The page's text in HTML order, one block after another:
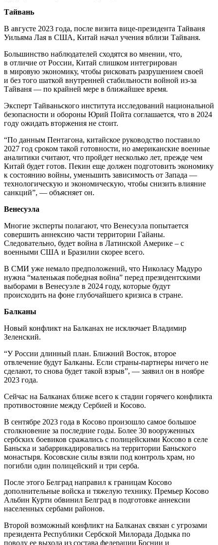
Тайвань
В августе 2023 года, после визита вице-президента Тайваня
Уильяма Лая в США, Китай начал учения вблизи Тайваня.
Большинство наблюдателей сходятся во мнении, что,
в отличие от России, Китай слишком интегрирован
в мировую экономику, чтобы рисковать разрушением своей
и без того шаткой внутренней стабильности войной из-за
Тайваня — по крайней мере в ближайшее время.
Эксперт Тайваньского института исследований национальной
безопасности и обороны Юрий Пойта соглашается, что в 2024
году ожидать вторжения не стоит.
“По данным Пентагона, китайское руководство поставило
2027 год сроком такой готовности, но американские военные
аналитики считают, что пройдет несколько лет, прежде чем
Китай будет готов. Пекин еще должен подготовить экономику
к состоянию войны, уменьшить зависимость от Запада —
технологическую и экономическую, чтобы снизить влияние
санкций”, — объясняет он.
Венесуэла
Многие эксперты полагают, что Венесуэла попытается
совершить аннексию части территории Гайаны.
Следовательно, будет война в Латинской Америке – с
военными США и Бразилии скорее всего.
В СМИ уже немало предположений, что Николасу Мадуро
нужна “маленькая победная война” перед президентскими
выборами в Венесуэле в 2024 году, которые будут
происходить на фоне глубочайшего кризиса в стране.
Балканы
Новый конфликт на Балканах не исключает Владимир
Зеленский.
“У России длинный план. Ближний Восток, второе
отвлечение будут Балканы. Если страны-партнеры ничего не
сделают, то снова будет такой взрыв”, — заявил он в ноябре
2023 года.
Сейчас на Балканах ближе всего к стадии горячего конфликта
противостояние между Сербией и Косово.
В сентябре 2023 года в Косово произошло самое большое
столкновение за последние годы. Более 30 вооруженных
сербских боевиков сражались с полицейскими Косово в селе
Баньска и забаррикадировались на территории Баньского
монастыря. Косовские силы взяли под контроль храм, но
погибли один полицейский и три серба.
После этого Белград направил к границам Косово
дополнительные войска и тяжелую технику. Премьер Косово
Альбин Курти обвинил Белград в подготовке аннексии
населенных сербами районов.
Второй возможный конфликт на Балканах связан с угрозами
президента Республики Сербской Милорада Додыка по
поводу ее выхода из состава федерации Боснии и